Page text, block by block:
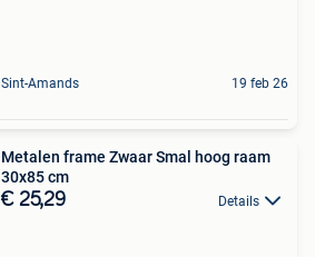
Sint-Amands 19 feb 26
Metalen frame Zwaar Smal hoog raam
30x85 cm
€ 25,29 Details